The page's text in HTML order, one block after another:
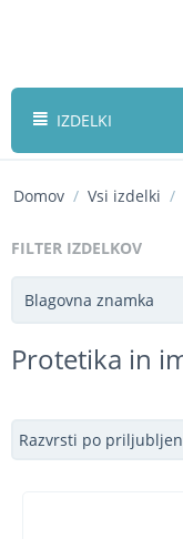
IZDELKI
Domov / Vsi izdelki /
FILTER IZDELKOV
Blagovna znamka
Protetika in
Razvrsti po